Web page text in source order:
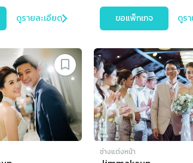
ดูรายละเอียด ขอแพ็กเกจ ดูร
ช่างแต่งหน้า